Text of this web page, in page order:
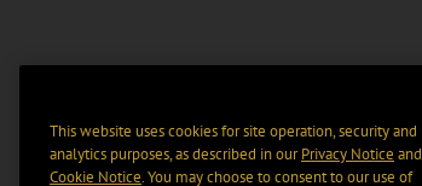
This website uses cookies for site operation, security and
analytics purposes, as described in ourPrivacy Notice and
Cookie Notice. You may choose to consent to our use of